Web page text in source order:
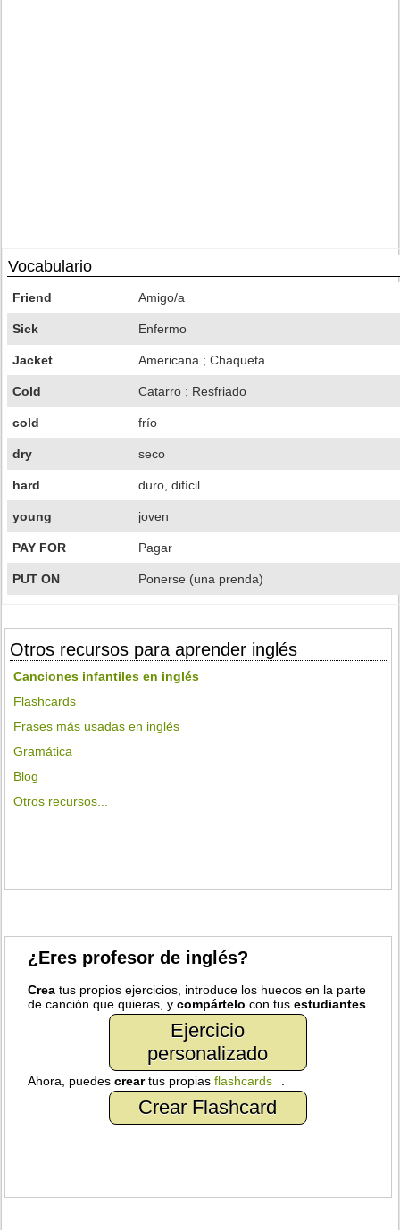
Vocabulario
Friend Amigo/a
Sick Enfermo
Jacket Americana ; Chaqueta
Cold Catarro ; Resfriado
cold frío
dry seco
hard duro, difícil
young joven
PAY FOR Pagar
PUT ON Ponerse (una prenda)
Otros recursos para aprender inglés
Canciones infantiles en inglés
Flashcards
Frases más usadas en inglés
Gramática
Blog
Otros recursos...
¿Eres profesor de inglés?
Crea tus propios ejercicios, introduce los huecos en la parte
de canción que quieras, ycompártelo con tusestudiantes
Ejercicio
personalizado
Ahora, puedescreartus propiasflashcards
Crear Flashcard